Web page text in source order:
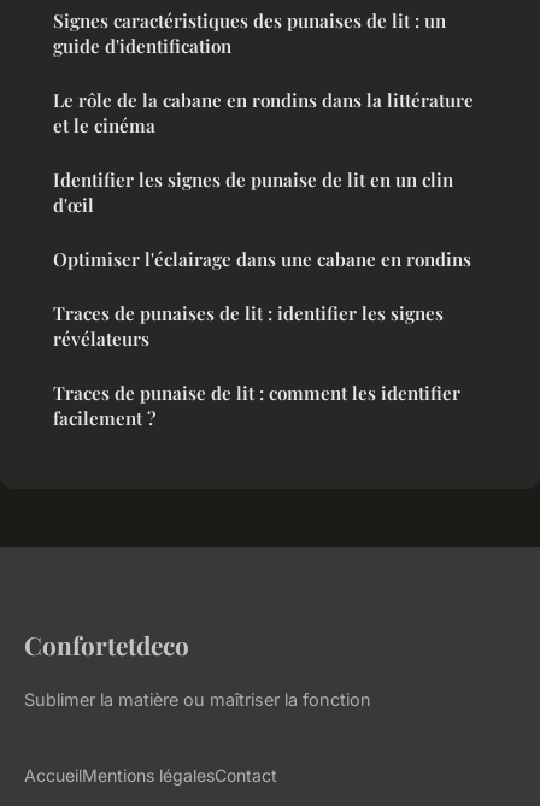
Signes caractéristiques des punaises de lit : un
guide d'identification
Le rôle de la cabane en rondins dans la littérature
et le cinéma
Identifier les signes de punaise de lit en un clin
d'œil
Optimiser l'éclairage dans une cabane en rondins
Traces de punaises de lit : identifier les signes
révélateurs
Traces de punaise de lit : comment les identifier
facilement ?
Confortetdeco
Sublimer la matière ou maîtriser la fonction
AccueilMentions légalesContact